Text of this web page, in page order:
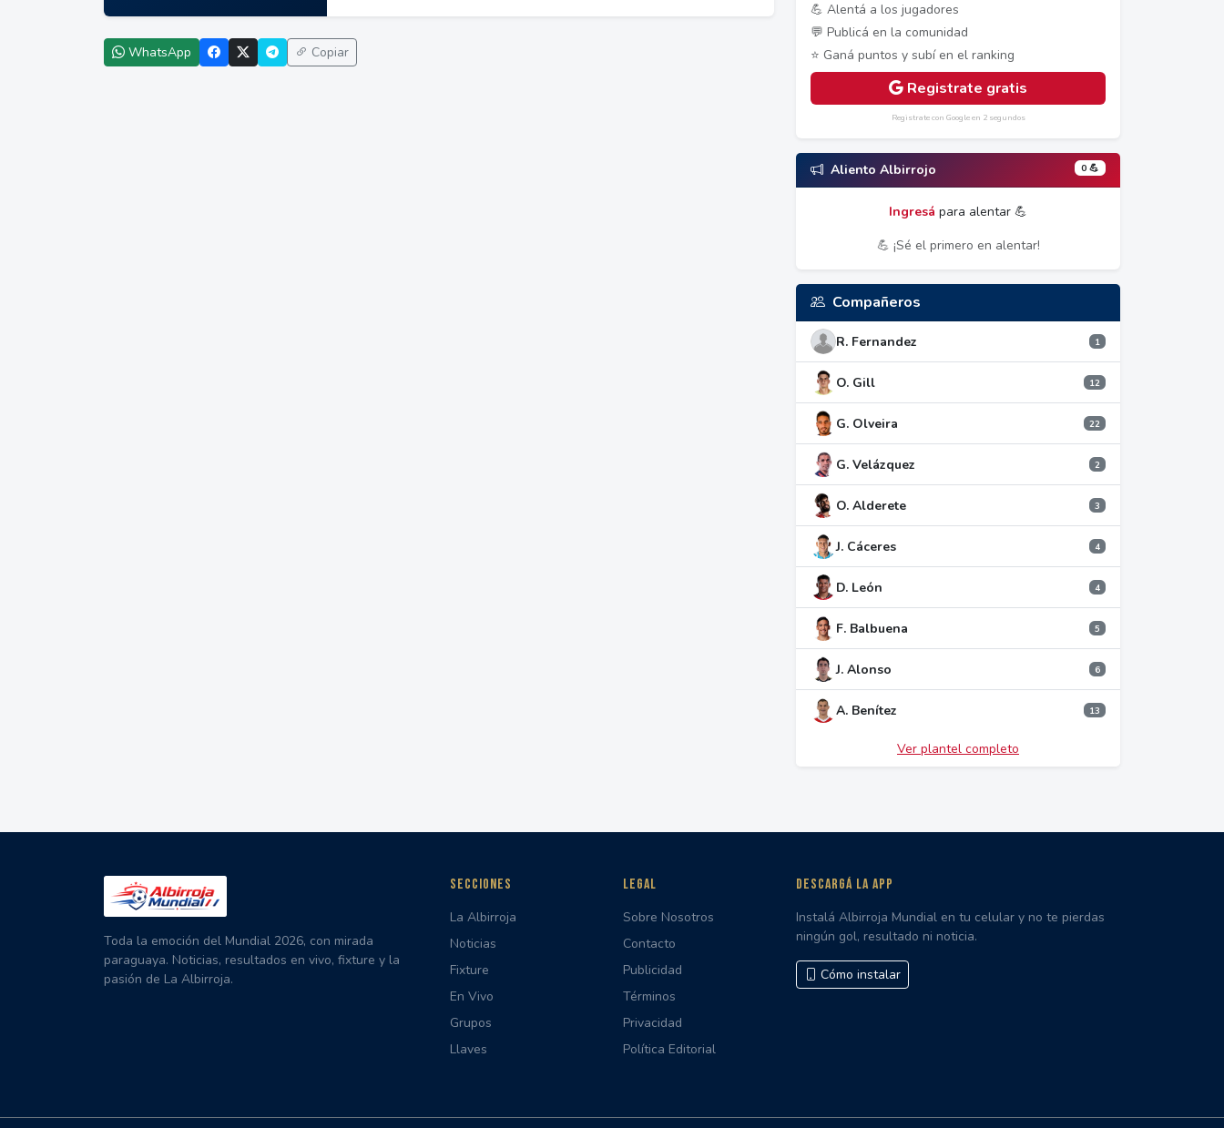
WhatsApp Copiar
💪 Alentá a los jugadores
💬 Publicá en la comunidad
⭐ Ganá puntos y subí en el ranking
Registrate gratis
Registrate con Google en 2 segundos
Aliento Albirrojo 0 💪
Ingresá para alentar 💪
💪 ¡Sé el primero en alentar!
Compañeros
R. Fernandez 1
O. Gill 12
G. Olveira 22
G. Velázquez 2
O. Alderete 3
J. Cáceres 4
D. León 4
F. Balbuena 5
J. Alonso 6
A. Benítez 13
Ver plantel completo
Toda la emoción del Mundial 2026, con mirada
paraguaya. Noticias, resultados en vivo, fixture y la
pasión de La Albirroja.
SECCIONES
La Albirroja
Noticias
Fixture
En Vivo
Grupos
Llaves
LEGAL
Sobre Nosotros
Contacto
Publicidad
Términos
Privacidad
Política Editorial
DESCARGÁ LA APP
Instalá Albirroja Mundial en tu celular y no te pierdas
ningún gol, resultado ni noticia.
Cómo instalar